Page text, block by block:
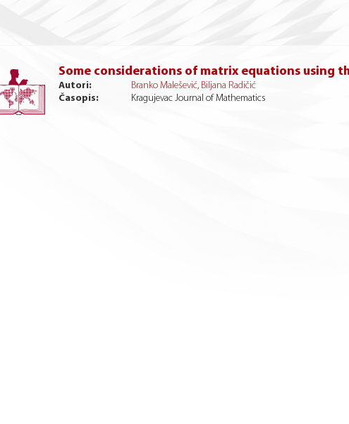
Some considerations of matrix equations using
Autori: Branko Malešević, Biljana Radičić
Časopis:
Kragujevac Journal of Mathematics